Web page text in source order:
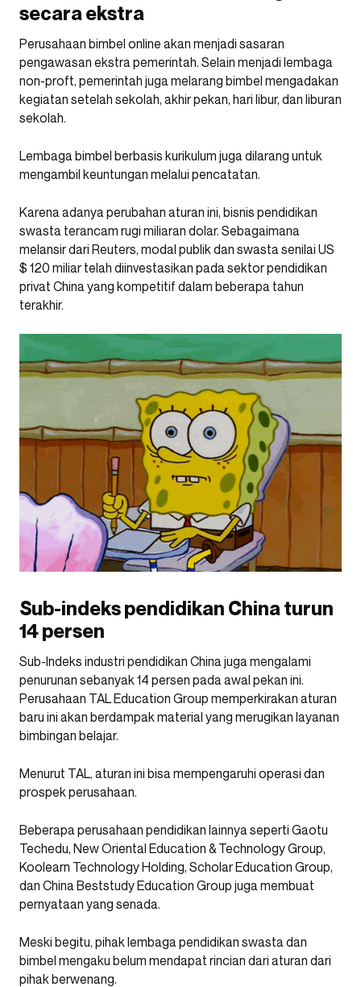
secara ekstra
Perusahaan bimbel online akan menjadi sasaran
pengawasan ekstra pemerintah. Selain menjadi lembaga
non-proft, pemerintah juga melarang bimbel mengadakan
kegiatan setelah sekolah, akhir pekan, hari libur, dan liburan
sekolah.
Lembaga bimbel berbasis kurikulum juga dilarang untuk
mengambil keuntungan melalui pencatatan.
Karena adanya perubahan aturan ini, bisnis pendidikan
swasta terancam rugi miliaran dolar. Sebagaimana
melansir dari Reuters, modal publik dan swasta senilai US
$ 120 miliar telah diinvestasikan pada sektor pendidikan
privat China yang kompetitif dalam beberapa tahun
terakhir.
Sub-indeks pendidikan China turun
14 persen
Sub-Indeks industri pendidikan China juga mengalami
penurunan sebanyak 14 persen pada awal pekan ini.
Perusahaan TAL Education Group memperkirakan aturan
baru ini akan berdampak material yang merugikan layanan
bimbingan belajar.
Menurut TAL, aturan ini bisa mempengaruhi operasi dan
prospek perusahaan.
Beberapa perusahaan pendidikan lainnya seperti Gaotu
Techedu, New Oriental Education & Technology Group,
Koolearn Technology Holding, Scholar Education Group,
dan China Beststudy Education Group juga membuat
pernyataan yang senada.
Meski begitu, pihak lembaga pendidikan swasta dan
bimbel mengaku belum mendapat rincian dari aturan dari
pihak berwenang.